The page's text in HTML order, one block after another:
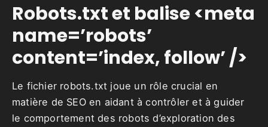
Robots.txt et balise <meta
name=’robots’
content=’index, follow’ />
Le fichier robots.txt joue un rôle crucial en
matière de SEO en aidant à contrôler et à guider
le comportement des robots d’exploration des